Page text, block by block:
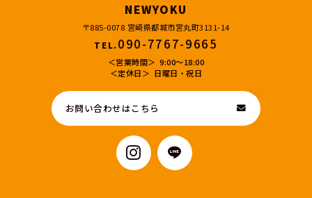
NEWYOKU
〒885-0078 宮崎県都城市宮丸町3131-14
TEL.090-7767-9665
営業時間
9:00～18:00
定休日
日曜日・祝日
お問い合わせはこちら